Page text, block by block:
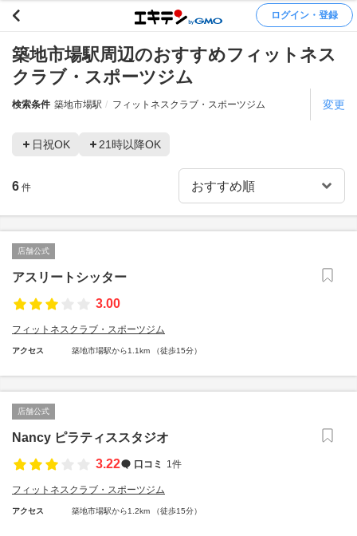
ログイン・登録
築地市場駅周辺のおすすめフィットネス
クラブ・スポーツジム
検索条件 築地市場駅 フィットネスクラブ・スポーツジム 変更
日祝OK 21時以降OK
6 件
店舗公式
アスリートシッター
3.00
フィットネスクラブ・スポーツジム
アクセス 築地市場駅から1.1km （徒歩15分）
店舗公式
Nancy ピラティススタジオ
3.22
口コミ 1件
フィットネスクラブ・スポーツジム
アクセス 築地市場駅から1.2km （徒歩15分）